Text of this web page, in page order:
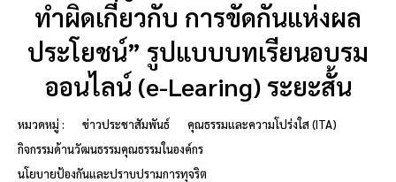
ทำผิดเกี่ยวกับ การขัดกันแห่งผล
ประโยชน์” รูปแบบบทเรียนอบรม
ออนไลน์ (e-Learing) ระยะสั้น
หมวดหมู่ : ข่าวประชาสัมพันธ์
คุณธรรมและความโปร่งใส (ITA)
กิจกรรมด้านวัฒนธรรมคุณธรรมในองค์กร
นโยบายป้องกันและปราบปรามการทุจริต